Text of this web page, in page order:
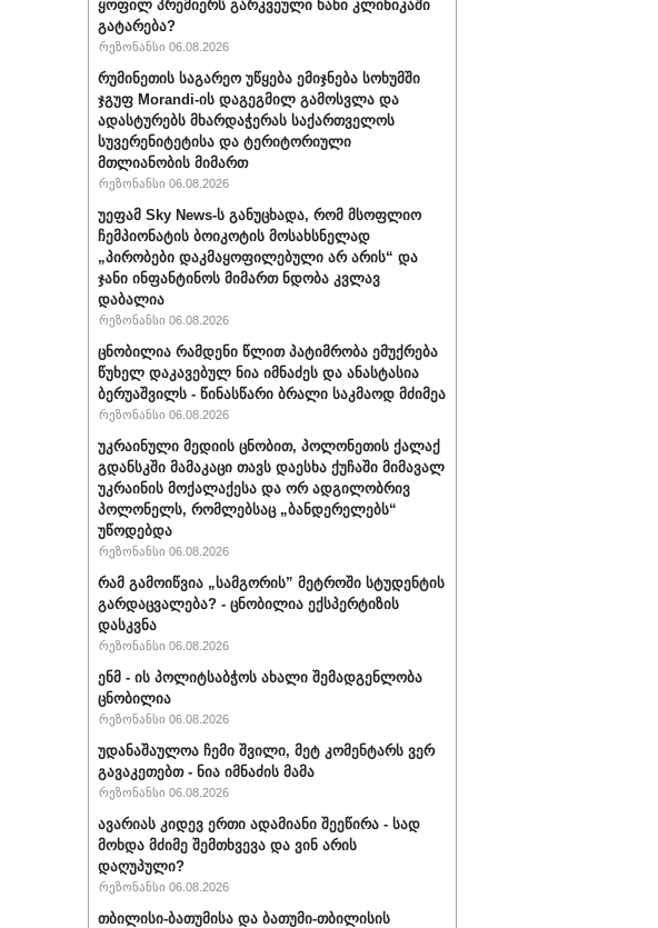
ყოფილ პრემიერს გარკვეული ხანი კლინიკაში
გატარება?
რეზონანსი 06.08.2026
რუმინეთის საგარეო უწყება ემიჯნება სოხუმში
ჯგუფ Morandi-ის დაგეგმილ გამოსვლა და
ადასტურებს მხარდაჭერას საქართველოს
სუვერენიტეტისა და ტერიტორიული
მთლიანობის მიმართ
რეზონანსი 06.08.2026
უეფამ Sky News-ს განუცხადა, რომ მსოფლიო
ჩემპიონატის ბოიკოტის მოსახსნელად
„პირობები დაკმაყოფილებული არ არის“ და
ჯანი ინფანტინოს მიმართ ნდობა კვლავ
დაბალია
რეზონანსი 06.08.2026
ცნობილია რამდენი წლით პატიმრობა ემუქრება
წუხელ დაკავებულ ნია იმნაძეს და ანასტასია
ბერუაშვილს - წინასწარი ბრალი საკმაოდ მძიმეა
რეზონანსი 06.08.2026
უკრაინული მედიის ცნობით, პოლონეთის ქალაქ
გდანსკში მამაკაცი თავს დაესხა ქუჩაში მიმავალ
უკრაინის მოქალაქესა და ორ ადგილობრივ
პოლონელს, რომლებსაც „ბანდერელებს“
უწოდებდა
რეზონანსი 06.08.2026
რამ გამოიწვია „სამგორის” მეტროში სტუდენტის
გარდაცვალება? - ცნობილია ექსპერტიზის
დასკვნა
რეზონანსი 06.08.2026
ენმ - ის პოლიტსაბჭოს ახალი შემადგენლობა
ცნობილია
რეზონანსი 06.08.2026
უდანაშაულოა ჩემი შვილი, მეტ კომენტარს ვერ
გავაკეთებთ - ნია იმნაძის მამა
რეზონანსი 06.08.2026
ავარიას კიდევ ერთი ადამიანი შეეწირა - სად
მოხდა მძიმე შემთხვევა და ვინ არის
დაღუპული?
რეზონანსი 06.08.2026
თბილისი-ბათუმისა და ბათუმი-თბილისის